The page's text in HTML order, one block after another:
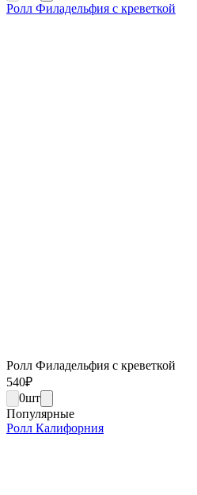
Ролл Филадельфия с креветкой
Ролл Филадельфия с креветкой
540₽
0шт
Популярные
Ролл Калифорния